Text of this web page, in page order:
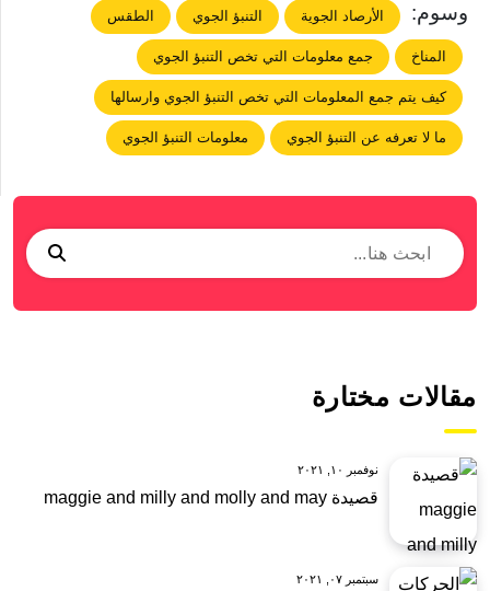
وسوم: الأرصاد الجوية التنبؤ الجوي الطقس
المناخ جمع معلومات التي تخص التنبؤ الجوي
كيف يتم جمع المعلومات التي تخص التنبؤ الجوي وارسالها
ما لا تعرفه عن التنبؤ الجوي معلومات التنبؤ الجوي
مقالات مختارة
نوفمبر ١٠, ٢٠٢١
قصيدة maggie and milly and molly and may
سبتمبر ٠٧, ٢٠٢١